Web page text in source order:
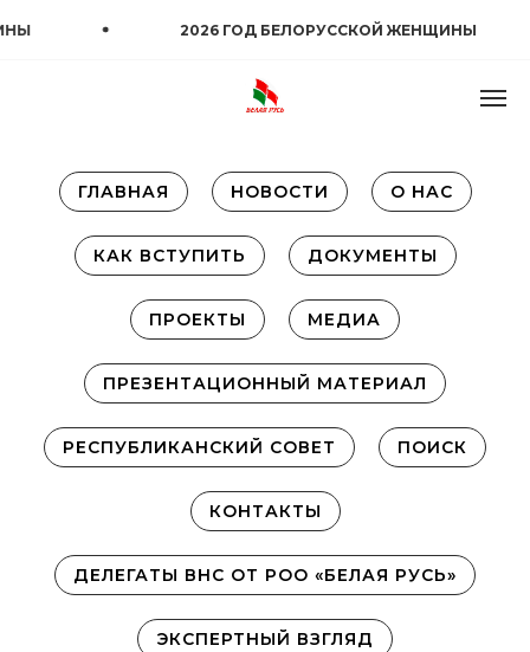
2026 ГОД БЕЛОРУССКОЙ ЖЕНЩИНЫ
ГЛАВНАЯ НОВОСТИ О НАС
КАК ВСТУПИТЬ ДОКУМЕНТЫ
ПРОЕКТЫ МЕДИА
ПРЕЗЕНТАЦИОННЫЙ МАТЕРИАЛ
РЕСПУБЛИКАНСКИЙ СОВЕТ ПОИСК
КОНТАКТЫ
ДЕЛЕГАТЫ ВНС ОТ РОО «БЕЛАЯ РУСЬ»
ЭКСПЕРТНЫЙ ВЗГЛЯД